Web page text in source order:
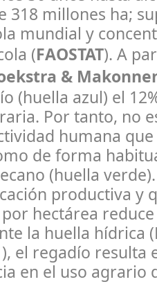
318 millones ha;
mundial y
(FAOSTAT). A
&
(huella azul) el
Por tanto, no
humana
de forma
(huella
productiva y
hectárea reduce
la huella hídrica
el regadío resulta
en el uso agrario